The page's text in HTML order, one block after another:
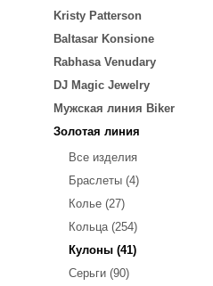
Kristy Patterson
Baltasar Konsione
Rabhasa Venudary
DJ Magic Jewelry
Мужская линия Biker
Золотая линия
Все изделия
Браслеты (4)
Колье (27)
Кольца (254)
Кулоны (41)
Серьги (90)